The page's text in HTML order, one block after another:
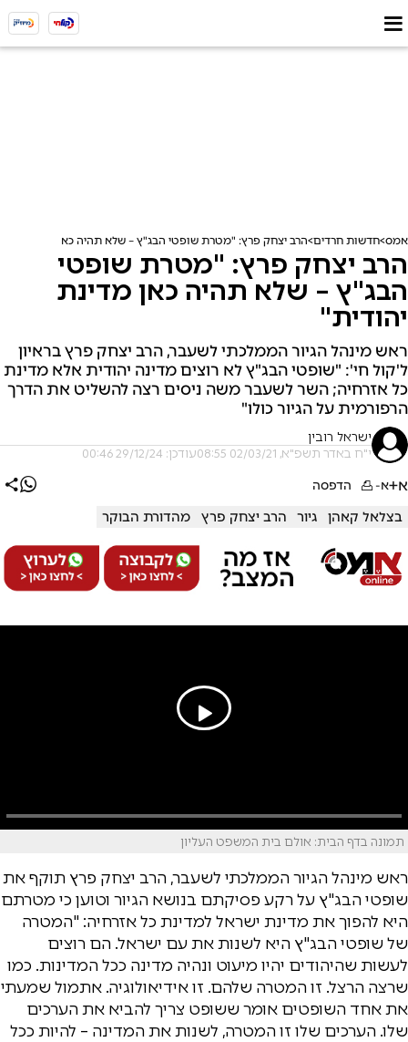
אמס חדשות חרדים הרב יצחק פרץ: "מטרת שופטי הבג"ץ – שלא תהיה כאן מדינת
הרב יצחק פרץ: "מטרת שופטי
הבג"ץ – שלא תהיה כאן מדינת
יהודית"
ראש מינהל הגיור הממלכתי לשעבר, הרב יצחק פרץ בראיון
ל'קול חי': "שופטי הבג"ץ לא רוצים מדינה יהודית אלא מדינת
כל אזרחיה; השר לשעבר משה ניסים רצה להשליט את הדרך
הרפורמית על הגיור כולו"
ישראל רובין
י"ח באדר תשפ"א, 02/03/21 08:55 עודכן: 29/12/24 00:46
א+א- הדפסה
בצלאל קאהן גיור הרב יצחק פרץ מהדורת הבוקר
תמונה בדף הבית: אולם בית המשפט העליון
ראש מינהל הגיור הממלכתי לשעבר, הרב יצחק פרץ תוקף את
שופטי הבג"ץ על רקע פסיקתם בנושא הגיור וטוען כי מטרתם
היא להפוך את מדינת ישראל למדינת כל אזרחיה: "המטרה
של שופטי הבג"ץ היא לשנות את עם ישראל. הם רוצים
לעשות שהיהודים יהיו מיעוט ונהיה מדינה ככל המדינות. כמו
שרצה הרצל. זו המטרה שלהם. זו אידיאולוגיה. אתמול שמעתי
את אחד השופטים אומר ששופט צריך להביא את הערכים
שלו. הערכים שלו זו המטרה, לשנות את המדינה – להיות ככל